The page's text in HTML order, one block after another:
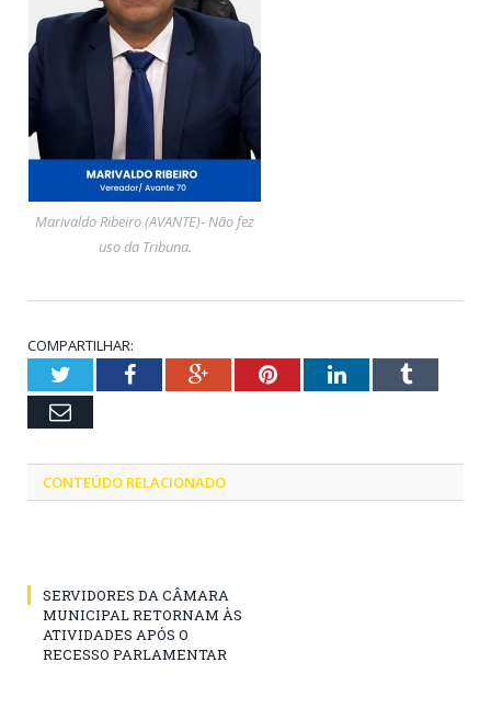
Marivaldo Ribeiro (AVANTE)- Não fez
uso da Tribuna.
COMPARTILHAR:
TwitterFacebookGoogle+PinterestLinkedInTumblr
Email
CONTEÚDO RELACIONADO
SERVIDORES DA CÂMARA
MUNICIPAL RETORNAM ÀS
ATIVIDADES APÓS O
RECESSO PARLAMENTAR